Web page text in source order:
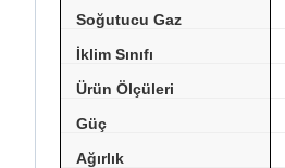
Soğutucu Gaz
İklim Sınıfı
Ürün Ölçüleri
Güç
Ağırlık